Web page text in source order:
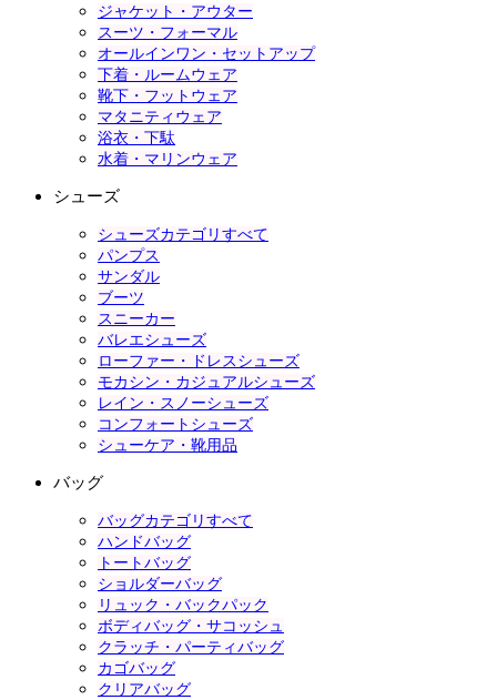
ジャケット・アウター
スーツ・フォーマル
オールインワン・セットアップ
下着・ルームウェア
靴下・フットウェア
マタニティウェア
浴衣・下駄
水着・マリンウェア
シューズ
シューズカテゴリすべて
パンプス
サンダル
ブーツ
スニーカー
バレエシューズ
ローファー・ドレスシューズ
モカシン・カジュアルシューズ
レイン・スノーシューズ
コンフォートシューズ
シューケア・靴用品
バッグ
バッグカテゴリすべて
ハンドバッグ
トートバッグ
ショルダーバッグ
リュック・バックパック
ボディバッグ・サコッシュ
クラッチ・パーティバッグ
カゴバッグ
クリアバッグ